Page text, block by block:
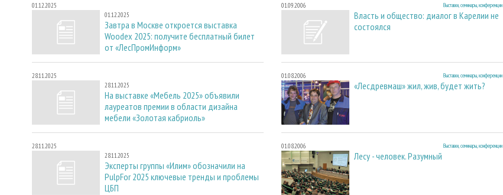
01.12.2025
01.12.2025
Завтра в Москве откроется выставка
Woodex 2025: получите бесплатный билет
от «ЛесПромИнформ»
28.11.2025
28.11.2025
На выставке «Мебель 2025» объявили
лауреатов премии в области дизайна
мебели «Золотая кабриоль»
28.11.2025
28.11.2025
Эксперты группы «Илим» обозначили на
PulpFor 2025 ключевые тренды и проблемы
ЦБП
01.09.2006 Выставки, семинары, конференции
Власть и общество: диалог в Карелии не
состоялся
01.08.2006 Выставки, семинары, конференции
«Лесдревмаш» жил, жив, будет жить?
01.08.2006 Выставки, семинары, конференции
Лесу - человек. Разумный